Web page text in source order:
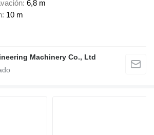
6,8 m
10 m
Machinery Co., Ltd